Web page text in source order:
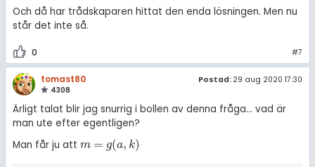
Och då har trådskaparen hittat den enda lösningen. Men nu
står det inte så.
0 #7
tomast80
4308
Postad: 29 aug 2020 17:30
Ärligt talat blir jag snurrig i bollen av denna fråga... vad är
man ute efter egentligen?
Man får ju att m = g(a, k)
m=g( a,k)